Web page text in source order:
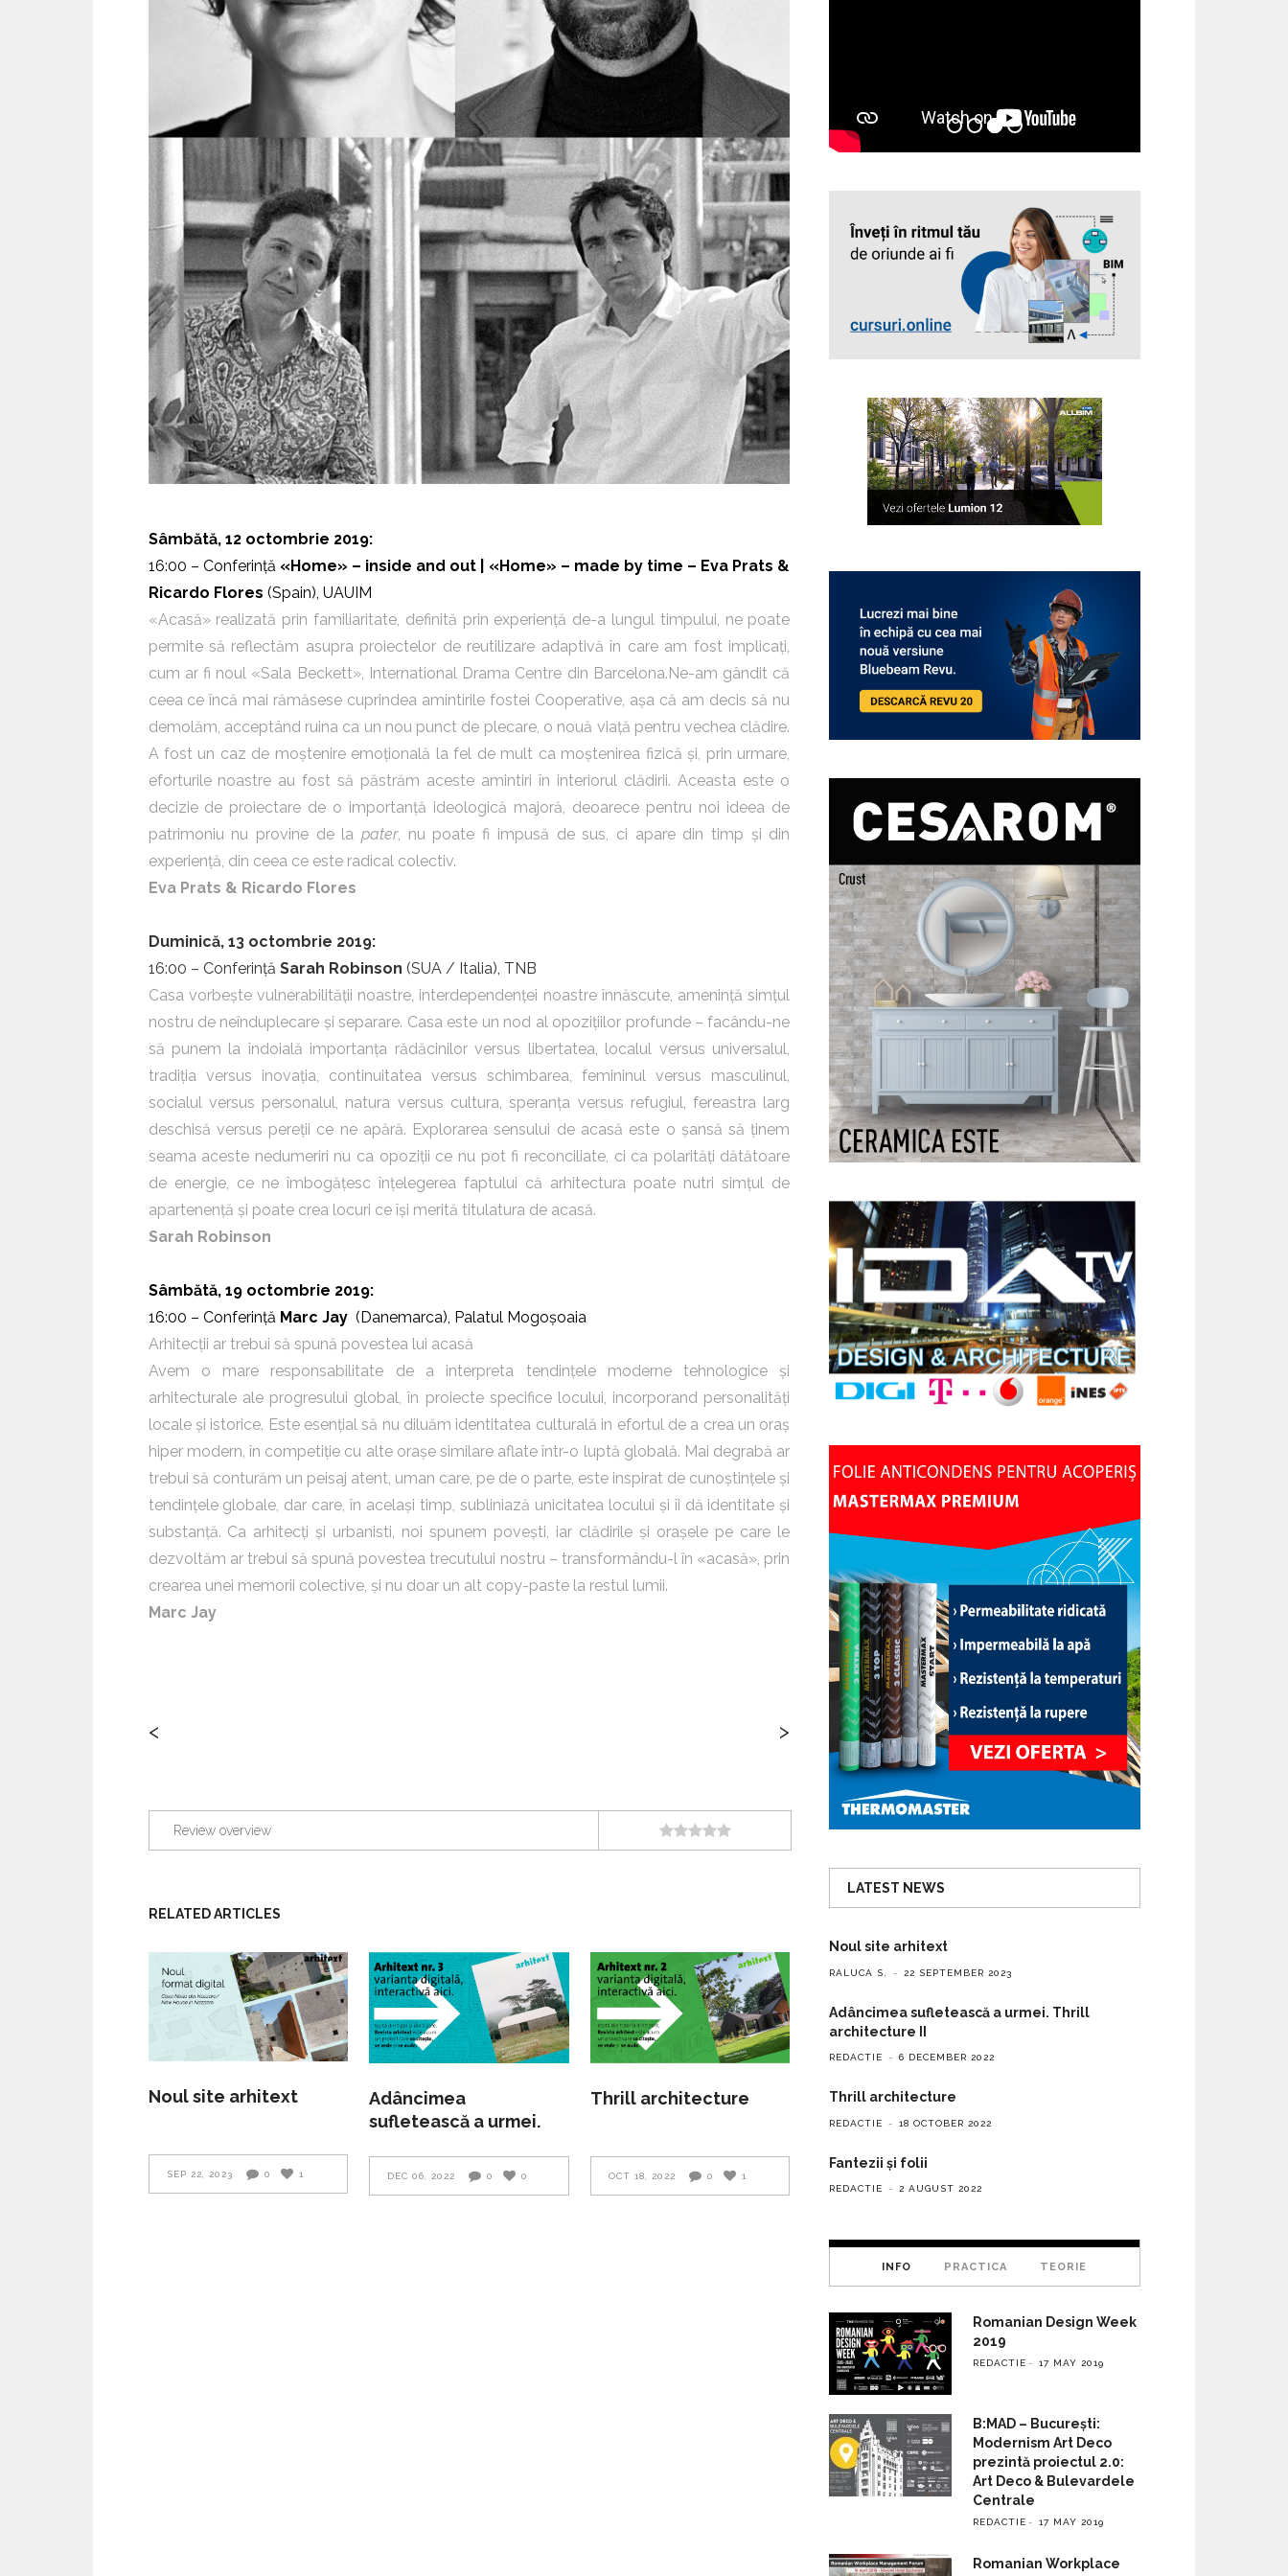
Sâmbătă, 12 octombrie 2019:
16:00 – Conferință «Home» – inside and out | «Home» – made by time – Eva Prats &
Ricardo Flores (Spain), UAUIM
«Acasă» realizată prin familiaritate, definită prin experiență de-a lungul timpului, ne poate
permite să reflectăm asupra proiectelor de reutilizare adaptivă în care am fost implicați,
cum ar fi noul «Sala Beckett», International Drama Centre din Barcelona.Ne-am gândit că
ceea ce încă mai rămăsese cuprindea amintirile fostei Cooperative, așa că am decis să nu
demolăm, acceptând ruina ca un nou punct de plecare, o nouă viață pentru vechea clădire.
A fost un caz de moștenire emoțională la fel de mult ca moștenirea fizică și, prin urmare,
eforturile noastre au fost să păstrăm aceste amintiri în interiorul clădirii. Aceasta este o
decizie de proiectare de o importanță ideologică majoră, deoarece pentru noi ideea de
patrimoniu nu provine de lapater, nu poate fi impusă de sus, ci apare din timp și din
experiență, din ceea ce este radical colectiv.
Eva Prats & Ricardo Flores
Duminică, 13 octombrie 2019:
16:00 – Conferință Sarah Robinson (SUA / Italia), TNB
Casa vorbește vulnerabilității noastre, interdependenței noastre înnăscute, amenință simțul
nostru de neînduplecare și separare. Casa este un nod al opozițiilor profunde – facându-ne
să punem la îndoială importanța rădăcinilor versus libertatea, localul versus universalul,
tradiția versus inovația, continuitatea versus schimbarea, femininul versus masculinul,
socialul versus personalul, natura versus cultura, speranța versus refugiul, fereastra larg
deschisă versus pereții ce ne apără. Explorarea sensului de acasă este o șansă să ținem
seama aceste nedumeriri nu ca opoziții ce nu pot fi reconciliate, ci ca polarități dătătoare
de energie, ce ne îmbogățesc înțelegerea faptului că arhitectura poate nutri simțul de
apartenență și poate crea locuri ce își merită titulatura de acasă.
Sarah Robinson
Sâmbătă, 19 octombrie 2019:
16:00 – Conferință Marc Jay (Danemarca), Palatul Mogoșoaia
Arhitecții ar trebui să spună povestea lui acasă
Avem o mare responsabilitate de a interpreta tendințele moderne tehnologice și
arhitecturale ale progresului global, în proiecte specifice locului, incorporand personalități
locale și istorice. Este esențial să nu diluăm identitatea culturală in efortul de a crea un oraș
hiper modern, în competiție cu alte orașe similare aflate într-o luptă globală. Mai degrabă ar
trebui să conturăm un peisaj atent, uman care, pe de o parte, este inspirat de cunoștințele și
tendințele globale, dar care, în același timp, subliniază unicitatea locului și îi dă identitate și
substanță. Ca arhitecți și urbanisti, noi spunem povești, iar clădirile și orașele pe care le
dezvoltăm ar trebui să spună povestea trecutului nostru – transformându-l în «acasă», prin
crearea unei memorii colective, și nu doar un alt copy-paste la restul lumii.
Marc Jay
< >
Review overview
RELATED ARTICLES
Noul site arhitext
SEP 22, 2023 0 1
Adâncimea
sufletească a urmei.
DEC 06, 2022 0 0
Thrill architecture
OCT 18, 2022 0 1
LATEST NEWS
Noul site arhitext
RALUCA S. 22 SEPTEMBER 2023
Adâncimea sufletească a urmei. Thrill
architecture II
REDACTIE 6 DECEMBER 2022
Thrill architecture
REDACTIE 18 OCTOBER 2022
Fantezii și folii
REDACTIE 2 AUGUST 2022
INFO PRACTICA TEORIE
Romanian Design Week
2019
REDACTIE 17 MAY 2019
B:MAD – București:
Modernism Art Deco
prezintă proiectul 2.0:
Art Deco & Bulevardele
Centrale
REDACTIE 17 MAY 2019
Romanian Workplace